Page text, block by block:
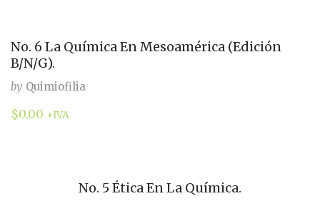
No. 6 La Química En Mesoamérica (Edición
B/N/G).
by Quimiofilia
$0.00 +IVA
No. 5 Ética En La Química.